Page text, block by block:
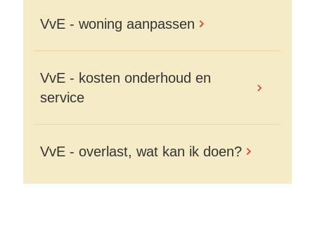
VvE - woning aanpassen
VvE - kosten onderhoud en
service
VvE - overlast, wat kan ik doen?